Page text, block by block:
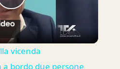
Play
Video
vicenda
a bordo due persone